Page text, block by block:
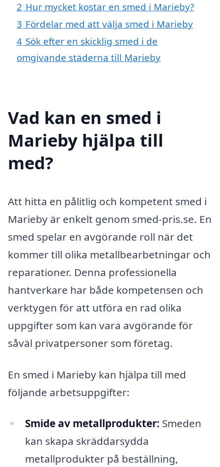
2 Hur mycket kostar en smed i Marieby?
3 Fördelar med att välja smed i Marieby
4 Sök efter en skicklig smed i de
omgivande städerna till Marieby
Vad kan en smed i
Marieby hjälpa till
med?
Att hitta en pålitlig och kompetent smed i
Marieby är enkelt genom smed-pris.se. En
smed spelar en avgörande roll när det
kommer till olika metallbearbetningar och
reparationer. Denna professionella
hantverkare har både kompetensen och
verktygen för att utföra en rad olika
uppgifter som kan vara avgörande för
såväl privatpersoner som företag.
En smed i Marieby kan hjälpa till med
följande arbetsuppgifter:
Smide av metallprodukter: Smeden
kan skapa skräddarsydda
metallprodukter på beställning,